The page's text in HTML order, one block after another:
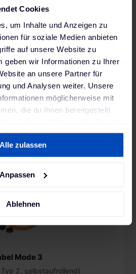
Cookies
um Inhalte und Anzeigen zu
für soziale Medien anbieten
auf unsere Website zu
geben wir Informationen zu Ihrer
an unsere Partner für
und Analysen weiter. Unsere
möglicherweise mit
die du ihnen bereitgestellt
Informationen findest du in
und unserem
Alle zulassen
Anpassen
Ablehnen
Mode 3
2, selbstaufrollend)
möglich
Mode 3
2, selbstaufrollend)